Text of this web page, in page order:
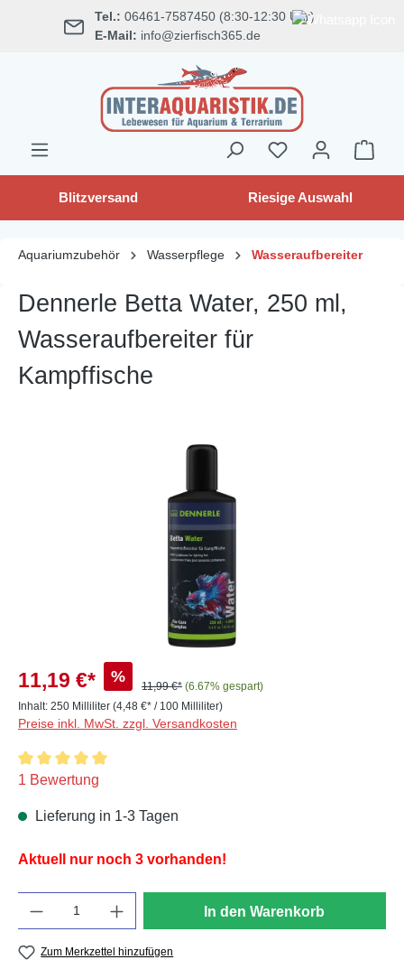
springen Tel.: 06461-7587450 (8:30-12:30 Uhr)
E-Mail: info@zierfisch365.de
Blitzversand Riesige Auswahl
Aquariumzubehör Wasserpflege Wasseraufbereiter
Dennerle Betta Water, 250 ml,
Wasseraufbereiter für
Kampffische
Bildergalerie überspringen
11,19 €* %
11,99 €* (6.67% gespart)
Inhalt: 250 Milliliter (4,48 €* / 100 Milliliter)
Preise inkl. MwSt. zzgl. Versandkosten
Durchschnittliche Bewertung von 5 von 5 Sternen
1 Bewertung
Lieferung in 1-3 Tagen
Aktuell nur noch 3 vorhanden!
In den Warenkorb
Zum Merkzettel hinzufügen